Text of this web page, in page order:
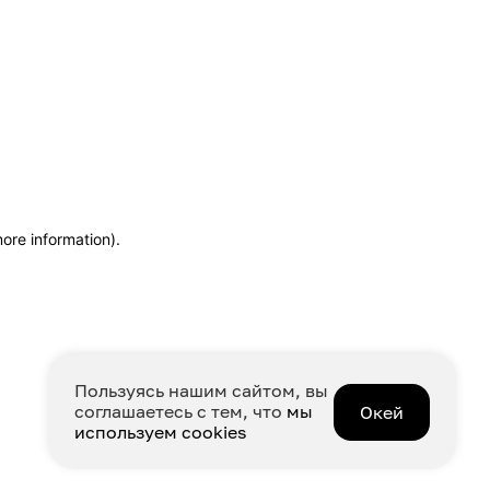
Пользуясь нашим сайтом, вы
соглашаетесь с тем, что мы
используем cookies
Окей
information).